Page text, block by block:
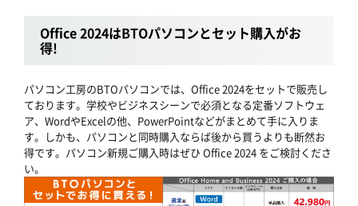
Office 2024はBTOパソコンとセット購入がお
得!
パソコン工房のBTOパソコンでは、Office 2024をセットで販売し
ております。学校やビジネスシーンで必須となる定番ソフトウェ
ア、WordやExcelの他、PowerPointなどがまとめて手に入りま
す。しかも、パソコンと同時購入ならば後から買うよりも断然お
得です。パソコン新規ご購入時はぜひ Office 2024 をご検討くださ
い。